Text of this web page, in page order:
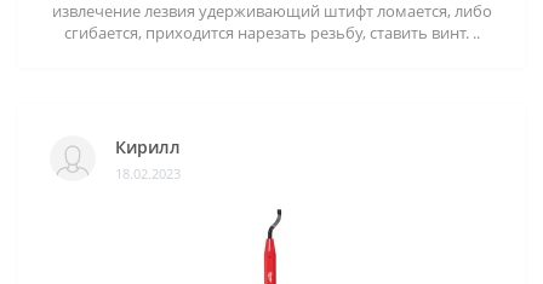
извлечение лезвия удерживающий штифт ломается, либо
сгибается, приходится нарезать резьбу, ставить винт. ..
Кирилл
18.02.2023